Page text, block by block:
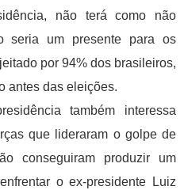
não terá como não
seria um presente para os
por 94% dos brasileiros,
antes das eleições.
também interessa
que lideraram o golpe de
conseguiram produzir um
o ex-presidente Luiz